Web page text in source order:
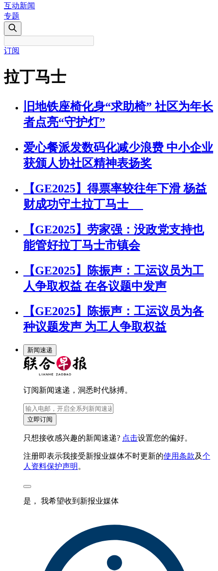
互动新闻
专题
订阅
拉丁马士
旧地铁座椅化身“求助椅” 社区为年长
者点亮“守护灯”
爱心餐派发数码化减少浪费 中小企业
获颁人协社区精神表扬奖
【GE2025】得票率较往年下滑 杨益
财成功守土拉丁马士
【GE2025】劳家强：没政党支持也
能管好拉丁马士市镇会
【GE2025】陈振声：工运议员为工
人争取权益 在各议题中发声
【GE2025】陈振声：工运议员为各
种议题发声 为工人争取权益
新闻速递
订阅新闻速递，洞悉时代脉搏。
立即订阅
只想接收感兴趣的新闻速递? 点击设置您的偏好。
注册即表示我接受新报业媒体不时更新的使用条款及个
人资料保护声明 。
是， 我希望收到新报业媒体